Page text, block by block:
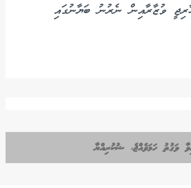
ވުޒާރާއިން ނެރުނު ބަޔާނުގައި
ވަގުތު ހަމަވެއްޖެ، ޝުކުރިއްޔާ